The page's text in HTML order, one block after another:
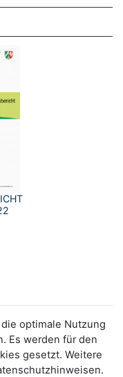
optimale Nutzung
Es werden für den
gesetzt. Weitere